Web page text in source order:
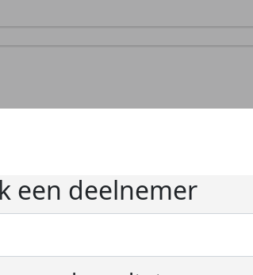
een deelnemer